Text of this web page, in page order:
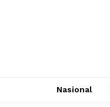
Nasional